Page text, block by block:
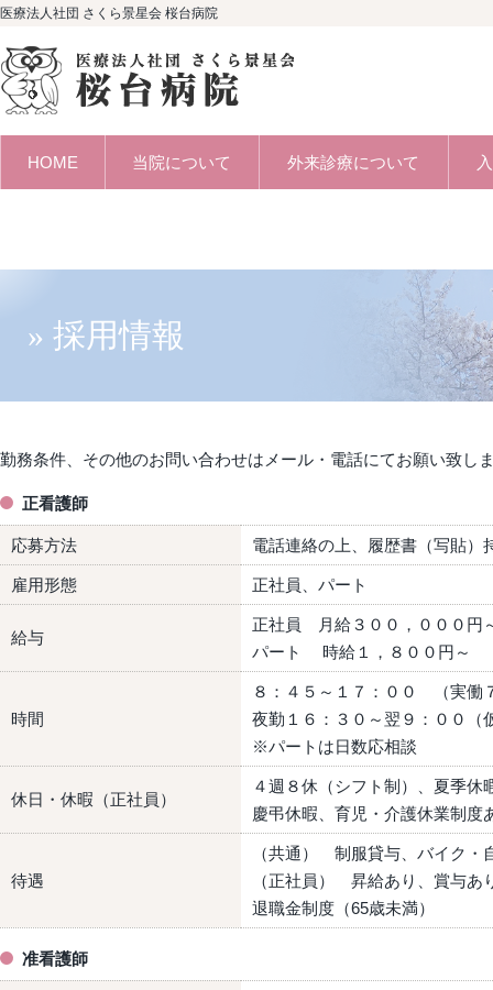
医療法人社団 さくら景星会 桜台病院
HOME 当院について 外来診療について
» 採用情報
勤務条件、その他のお問い合わせはメール・電話にてお願い致し
正看護師
応募方法 電話連絡の上、履歴書（写貼）
雇用形態 正社員、パート
給与
正社員 月給３００，０００円
パート 時給１，８００円～
時間
８：４５～１７：００ （実働
夜勤１６：３０～翌９：００（
※パートは日数応相談
休日・休暇（正社員）
４週８休（シフト制）、夏季
慶弔休暇、育児・介護休業制度
待遇
（共通） 制服貸与、バイク・
（正社員） 昇給あり、賞与あ
退職金制度（65歳未満）
准看護師